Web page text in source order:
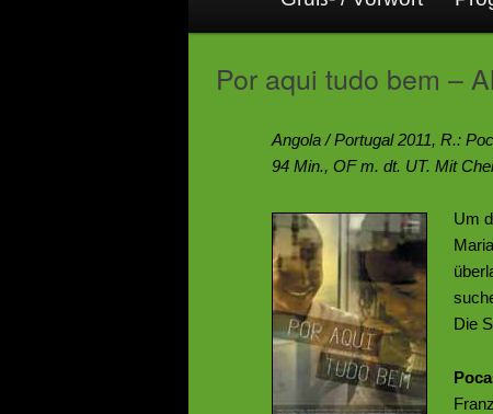
Por aqui tudo bem –
Angola / Portugal 2011, R.:
94 Min., OF m. dt. UT. Mit
Um
Die